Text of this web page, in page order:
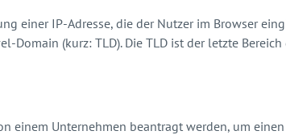
einer IP-Adresse, die der Nutzer im Browser
Domain (kurz: TLD). Die TLD ist der letzte
einem Unternehmen beantragt werden, um